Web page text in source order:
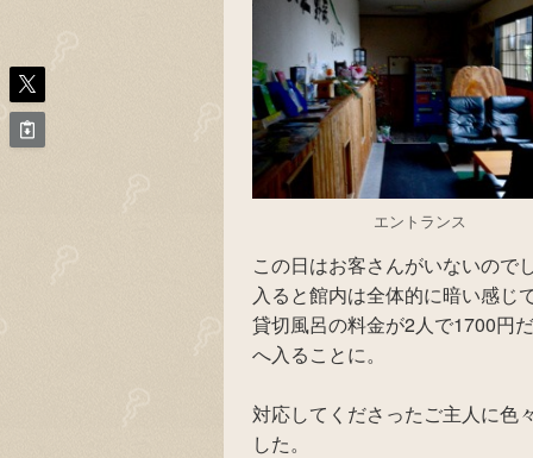
エントランス
この日はお客さんがいないので
入ると館内は全体的に暗い感じ
貸切風呂の料金が2人で1700円
へ入ることに。
対応してくださったご主人に色
した。